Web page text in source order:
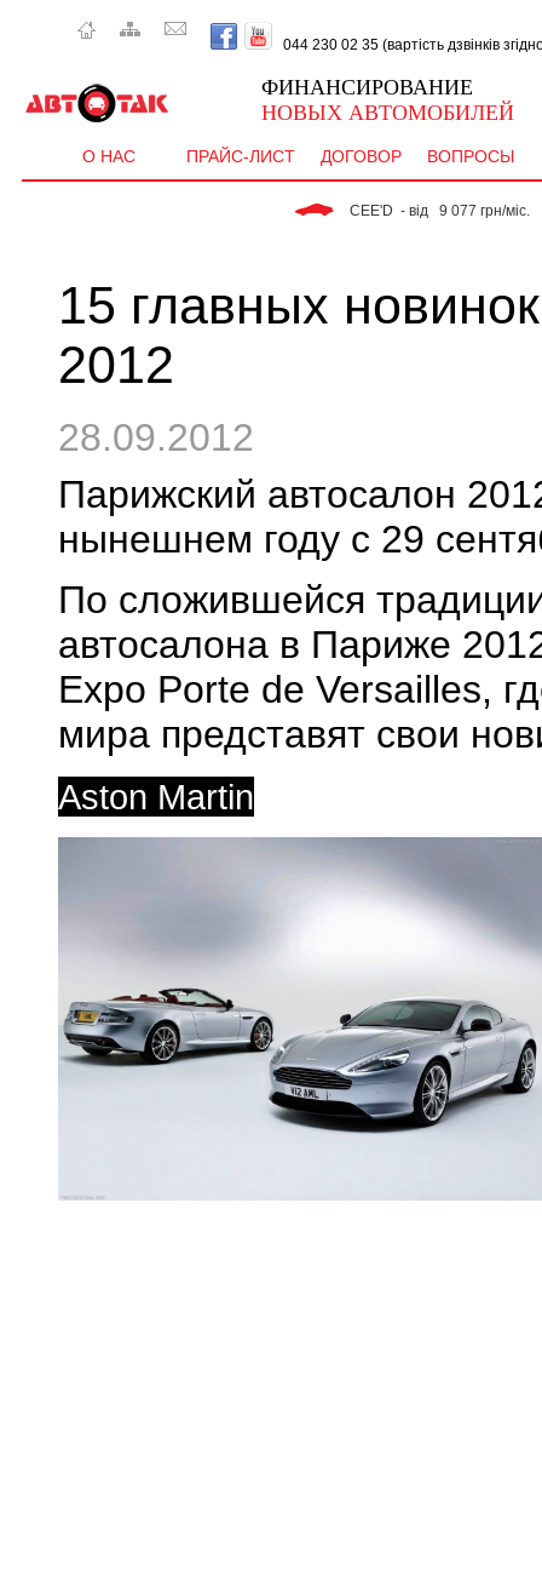
044 230 02 35 (вартість дзвінків
ФИНАНСИРОВАНИЕ
НОВЫХ АВТОМОБИЛЕЙ
О НАС ПРАЙС-ЛИСТ ДОГОВОР ВОПРОСЫ
CEE'D  - від   9 077 грн/міс. RIO - від   9 363 грн/
15 главных
2012
28.09.2012
Парижский автосалон
нынешнем году с 29
По сложившейся
автосалона в Париже
Expo Porte de Versailles,
мира представят свои
Aston Martin